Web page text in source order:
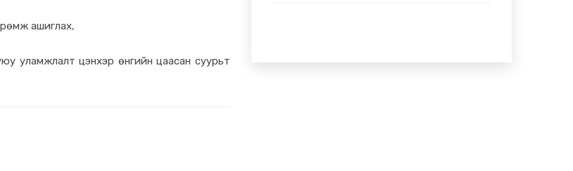
ашиглах,
уламжлалт цэнхэр өнгийн цаасан суурьт